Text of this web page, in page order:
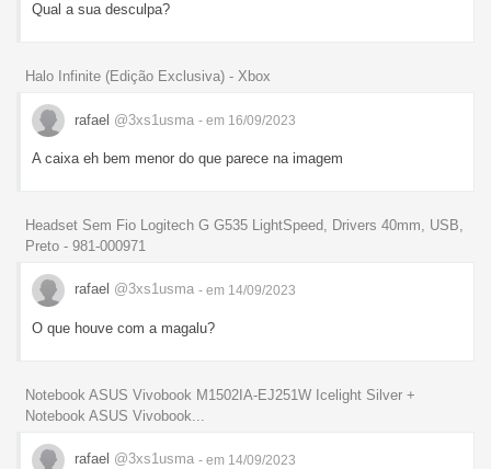
Qual a sua desculpa?
Halo Infinite (Edição Exclusiva) - Xbox
rafael @3xs1usma - em 16/09/2023
A caixa eh bem menor do que parece na imagem
Headset Sem Fio Logitech G G535 LightSpeed, Drivers 40mm, USB,
Preto - 981-000971
rafael @3xs1usma - em 14/09/2023
O que houve com a magalu?
Notebook ASUS Vivobook M1502IA-EJ251W Icelight Silver +
Notebook ASUS Vivobook...
rafael @3xs1usma - em 14/09/2023